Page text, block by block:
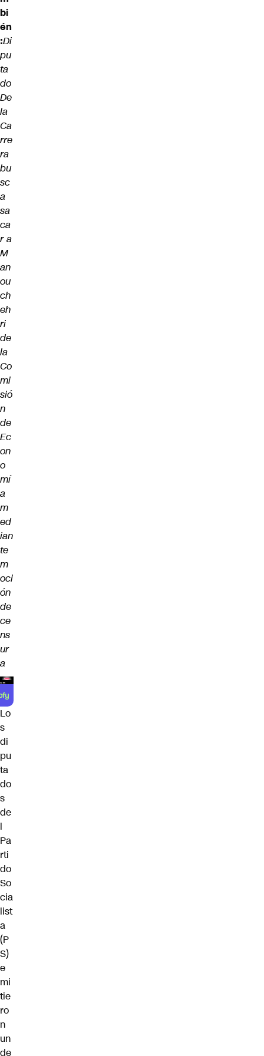
bi
én
:Di
pu
ta
do
De
la
Ca
rre
ra
bu
sc
a
sa
ca
r a
M
an
ou
ch
eh
ri
de
la
Co
mi
sió
n
de
Ec
on
o
mí
a
m
ed
ian
te
m
oci
ón
de
ce
ns
ur
a
Lo
s
di
pu
ta
do
s
de
l
Pa
rti
do
So
cia
list
a
(P
S)
e
mi
tie
ro
n
un
de